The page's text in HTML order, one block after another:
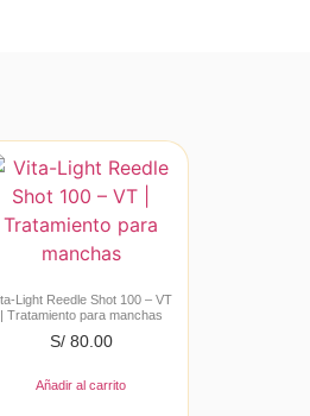
Light Reedle Shot 100 – VT
| Tratamiento para manchas
S/80.00
Añadir al carrito